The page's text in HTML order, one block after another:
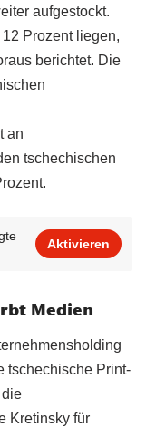
aufgestockt.
Prozent liegen,
berichtet. Die
an
tschechischen
Aktivieren
Medien
tschechische Print-
Kretinsky für